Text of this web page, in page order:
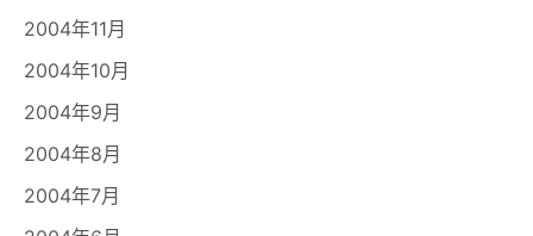
2004年11月
2004年10月
2004年9月
2004年8月
2004年7月